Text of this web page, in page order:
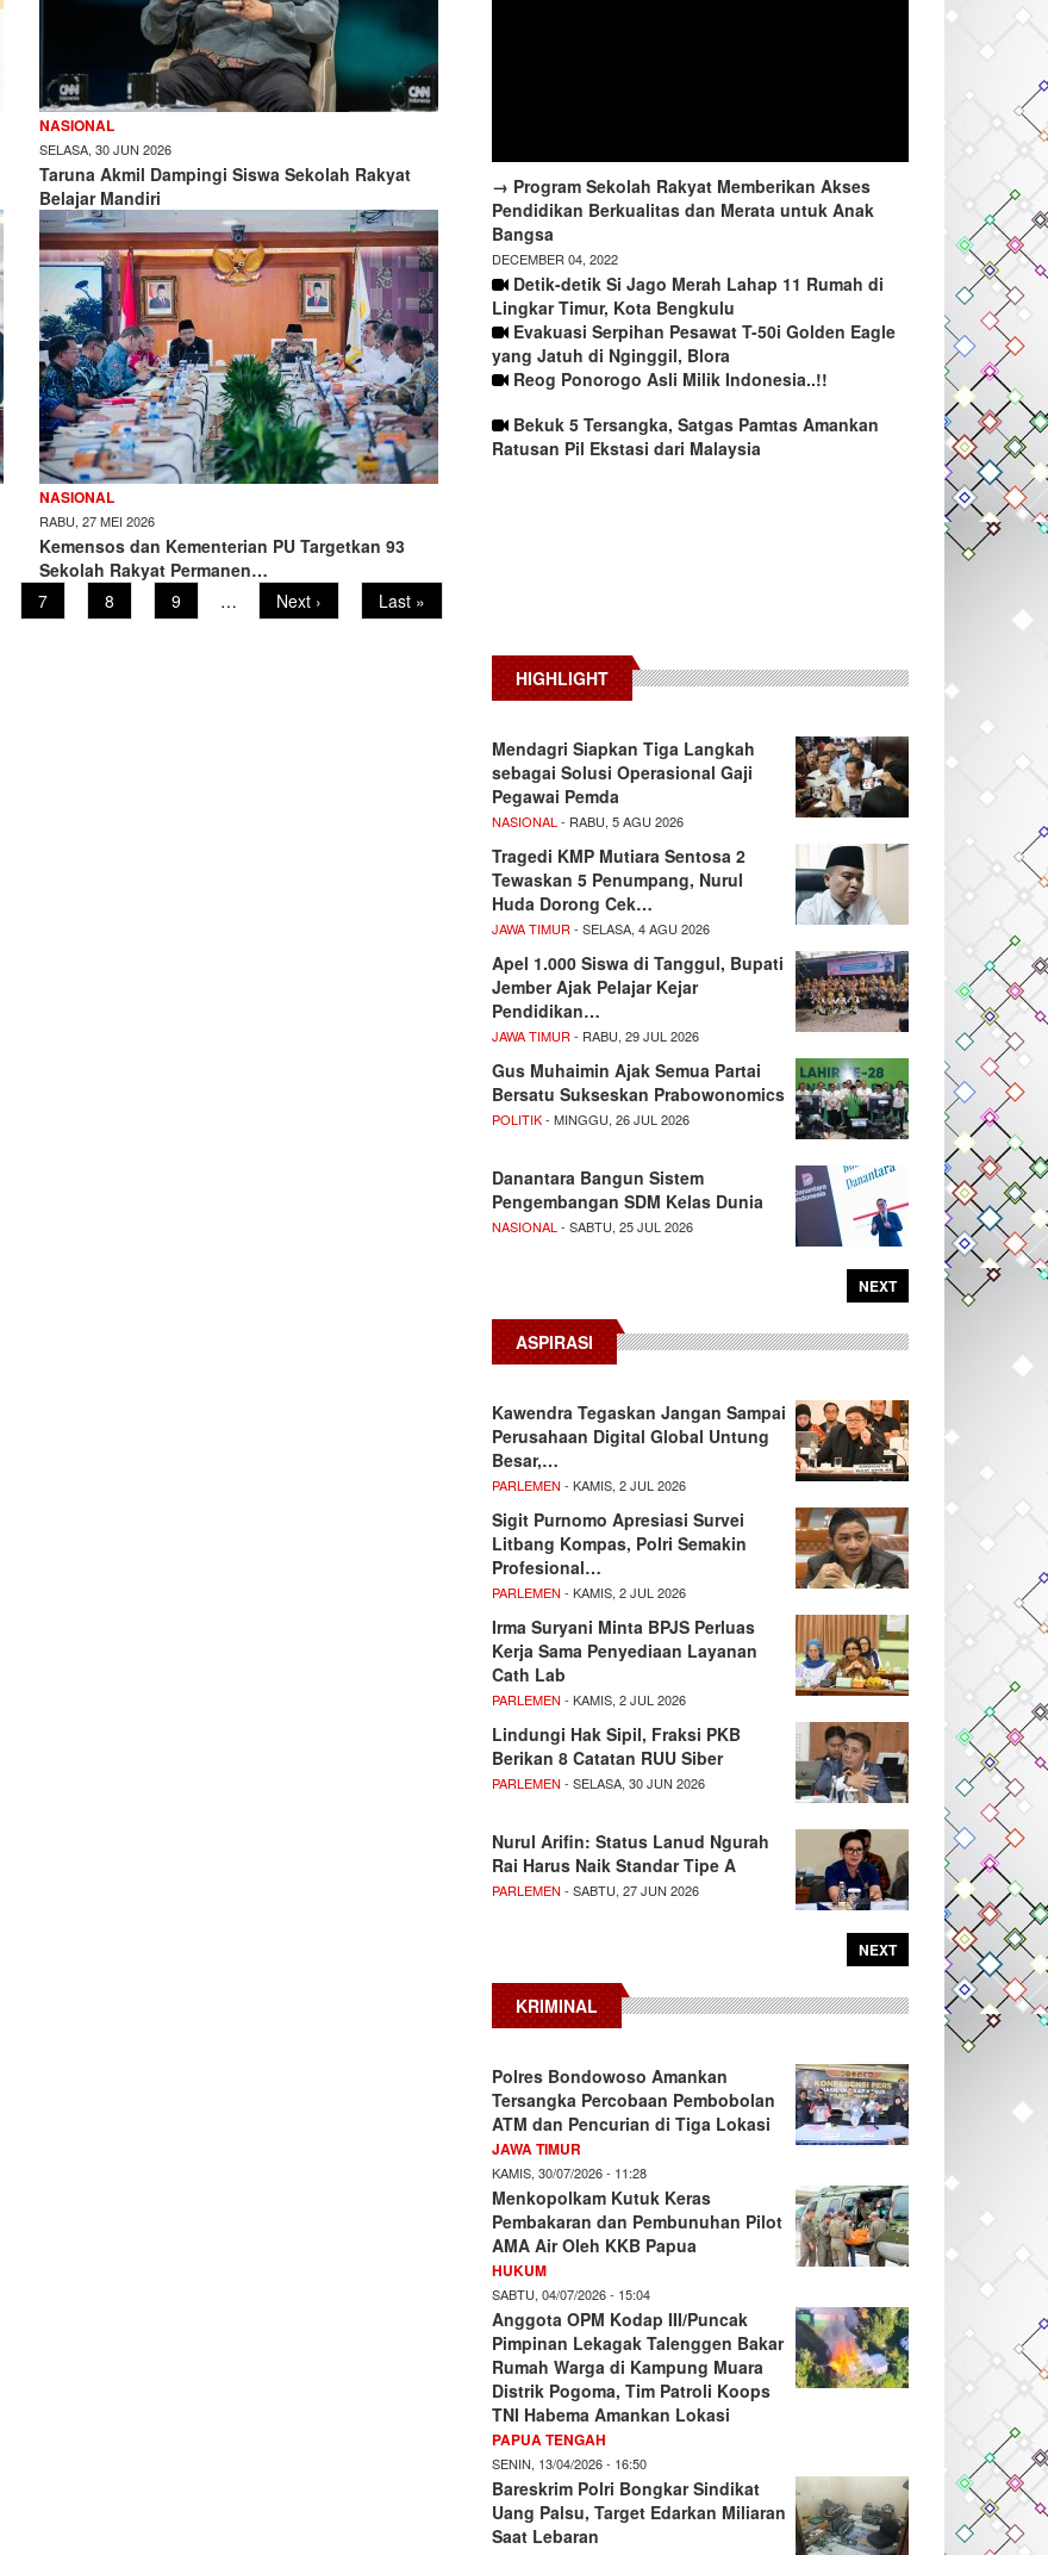
NASIONAL
SELASA, 30 JUN 2026
Taruna Akmil Dampingi Siswa Sekolah Rakyat
Belajar Mandiri
NASIONAL
RABU, 27 MEI 2026
Kemensos dan Kementerian PU Targetkan 93
Sekolah Rakyat Permanen…
Page
7 Page
8 Page
9 …
Next
page
Next ›
Last
page
Last »
→ Program Sekolah Rakyat Memberikan Akses
Pendidikan Berkualitas dan Merata untuk Anak
Bangsa
DECEMBER 04, 2022
Detik-detik Si Jago Merah Lahap 11 Rumah di
Lingkar Timur, Kota Bengkulu
Evakuasi Serpihan Pesawat T-50i Golden Eagle
yang Jatuh di Nginggil, Blora
Reog Ponorogo Asli Milik Indonesia..!!
Bekuk 5 Tersangka, Satgas Pamtas Amankan
Ratusan Pil Ekstasi dari Malaysia
HIGHLIGHT
Mendagri Siapkan Tiga Langkah
sebagai Solusi Operasional Gaji
Pegawai Pemda
NASIONAL - RABU, 5 AGU 2026
Tragedi KMP Mutiara Sentosa 2
Tewaskan 5 Penumpang, Nurul
Huda Dorong Cek…
JAWA TIMUR - SELASA, 4 AGU 2026
Apel 1.000 Siswa di Tanggul, Bupati
Jember Ajak Pelajar Kejar
Pendidikan…
JAWA TIMUR - RABU, 29 JUL 2026
Gus Muhaimin Ajak Semua Partai
Bersatu Sukseskan Prabowonomics
POLITIK- MINGGU, 26 JUL 2026
Danantara Bangun Sistem
Pengembangan SDM Kelas Dunia
NASIONAL - SABTU, 25 JUL 2026
NEXT
ASPIRASI
Kawendra Tegaskan Jangan Sampai
Perusahaan Digital Global Untung
Besar,…
PARLEMEN - KAMIS, 2 JUL 2026
Sigit Purnomo Apresiasi Survei
Litbang Kompas, Polri Semakin
Profesional…
PARLEMEN - KAMIS, 2 JUL 2026
Irma Suryani Minta BPJS Perluas
Kerja Sama Penyediaan Layanan
Cath Lab
PARLEMEN - KAMIS, 2 JUL 2026
Lindungi Hak Sipil, Fraksi PKB
Berikan 8 Catatan RUU Siber
PARLEMEN - SELASA, 30 JUN 2026
Nurul Arifin: Status Lanud Ngurah
Rai Harus Naik Standar Tipe A
PARLEMEN - SABTU, 27 JUN 2026
NEXT
KRIMINAL
Polres Bondowoso Amankan
Tersangka Percobaan Pembobolan
ATM dan Pencurian di Tiga Lokasi
JAWA TIMUR
KAMIS, 30/07/2026 - 11:28
Menkopolkam Kutuk Keras
Pembakaran dan Pembunuhan Pilot
AMA Air Oleh KKB Papua
HUKUM
SABTU, 04/07/2026 - 15:04
Anggota OPM Kodap III/Puncak
Pimpinan Lekagak Talenggen Bakar
Rumah Warga di Kampung Muara
Distrik Pogoma, Tim Patroli Koops
TNI Habema Amankan Lokasi
PAPUA TENGAH
SENIN, 13/04/2026 - 16:50
Bareskrim Polri Bongkar Sindikat
Uang Palsu, Target Edarkan Miliaran
Saat Lebaran